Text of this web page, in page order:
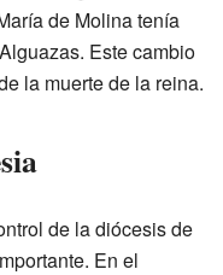
de Molina tenía
Este cambio
la muerte de la reina.
de la diócesis de
En el